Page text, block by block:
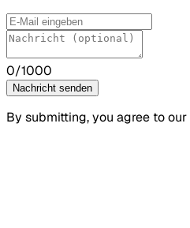
0/1000
Nachricht senden
By submitting, you agree to our